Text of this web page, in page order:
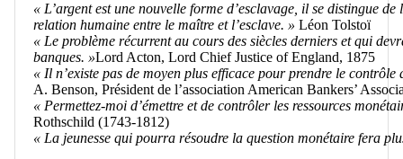
« L’argent est une nouvelle forme d’esclavage, il se distingue
relation humaine entre le maître et l’esclave. » Léon Tolstoï
« Le problème récurrent au cours des siècles derniers et qui
banques. »Lord Acton, Lord Chief Justice of England, 1875
« Il n’existe pas de moyen plus efficace pour prendre le
A. Benson, Président de l’association American Bankers’
« Permettez-moi d’émettre et de contrôler les ressources
Rothschild (1743-1812)
« La jeunesse qui pourra résoudre la question monétaire fera